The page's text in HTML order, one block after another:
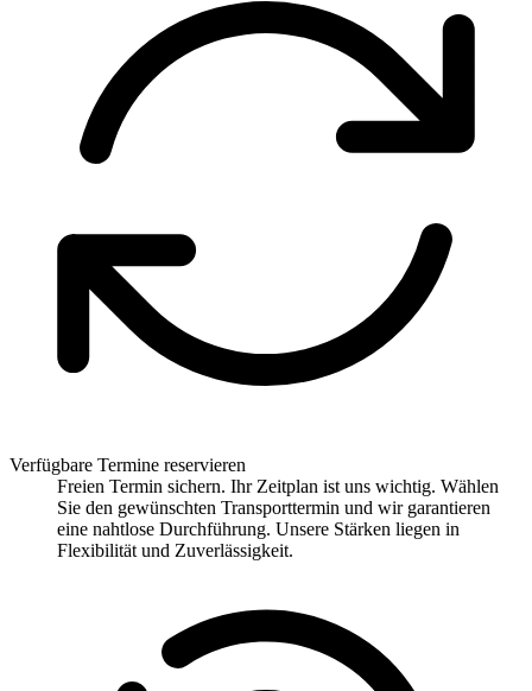
Verfügbare Termine reservieren
Freien Termin sichern. Ihr Zeitplan ist uns wichtig. Wählen
Sie den gewünschten Transporttermin und wir garantieren
eine nahtlose Durchführung. Unsere Stärken liegen in
Flexibilität und Zuverlässigkeit.